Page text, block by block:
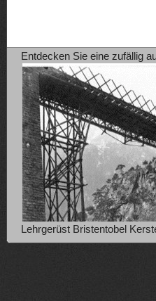
Entdecken Sie eine zufällig
Lehrgerüst Bristentobel